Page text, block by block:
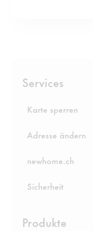
Services
Karte sperren
Adresse ändern
newhome.ch
Sicherheit
Produkte